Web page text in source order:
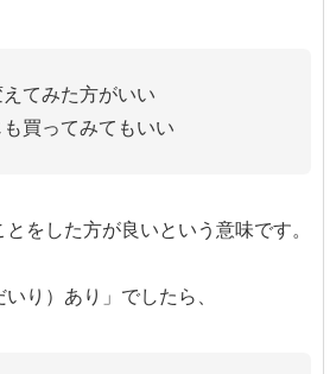
てみた方がいい
買ってみてもいい
をした方が良いという意味です。
り）あり」でしたら、